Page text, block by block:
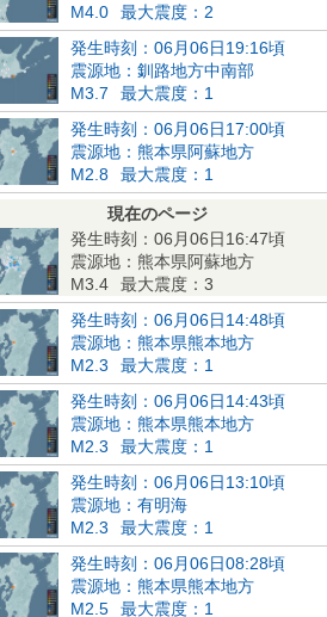
M4.0
最大震度：2
発生時刻：06月06日19:16頃
震源地：釧路地方中南部
M3.7
最大震度：1
発生時刻：06月06日17:00頃
震源地：熊本県阿蘇地方
M2.8
最大震度：1
現在のページ
発生時刻：06月06日16:47頃
震源地：熊本県阿蘇地方
M3.4
最大震度：3
発生時刻：06月06日14:48頃
震源地：熊本県熊本地方
M2.3
最大震度：1
発生時刻：06月06日14:43頃
震源地：熊本県熊本地方
M2.3
最大震度：1
発生時刻：06月06日13:10頃
震源地：有明海
M2.3
最大震度：1
発生時刻：06月06日08:28頃
震源地：熊本県熊本地方
M2.5
最大震度：1